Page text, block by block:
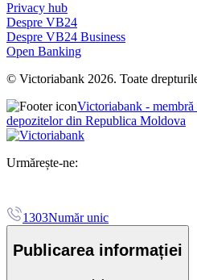
Privacy hub
Despre VB24
Despre VB24 Business
Open Banking
© Victoriabank 2026. Toate
Victoriabank - membră
depozitelor din Republica Moldova
Urmărește-ne:
1303Număr unic
Publicarea informației